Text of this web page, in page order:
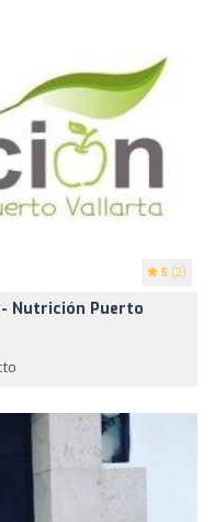
5 (2)
Nutrición Puerto